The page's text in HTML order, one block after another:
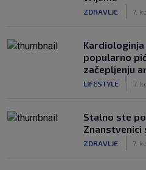
ZDRAVLJE 7.
popularno
začepljenju
LIFESTYLE 7.
Stalno ste
Znanstvenici
ZDRAVLJE 7.